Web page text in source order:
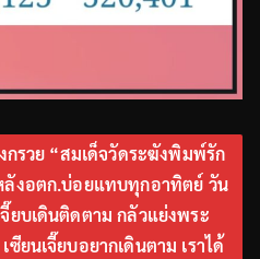
กรวย “สมเด็จวัดระฆังพิมพ์รัก
ลังอตก.บ่อยแทบทุกอาทิตย์ วัน
ยบเดินติดตาม กลัวแย่งพระ
ยนเจี๊ยบอยากเดินตาม เราได้